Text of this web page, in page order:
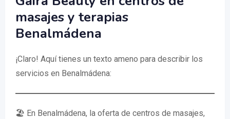
masajes y terapias
Benalmádena
¡Claro! Aquí tienes un texto ameno para describir los
servicios en Benalmádena:
🏖️ En Benalmádena, la oferta de centros de masajes,